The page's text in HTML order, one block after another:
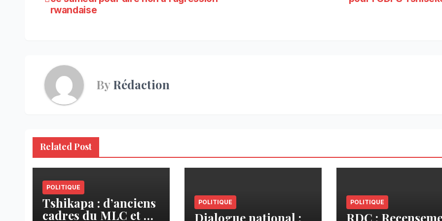
de
rwandaise
ByRédaction
Related Post
POLITIQUE
Tshikapa : d’anciens
cadres du MLC et de
POLITIQUE
Dialogue national :
POLITIQUE
RDC :